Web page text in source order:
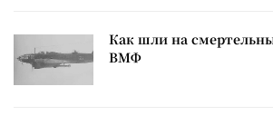
Как шли на
ВМФ